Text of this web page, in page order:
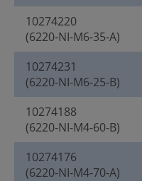
10274220
(6220-NI-M6-35-A)
10274231
(6220-NI-M6-25-B)
10274188
(6220-NI-M4-60-B)
10274176
(6220-NI-M4-70-A)